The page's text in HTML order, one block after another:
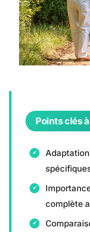
Points clés
complète